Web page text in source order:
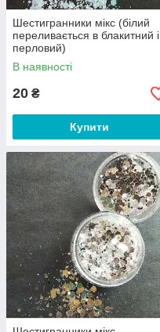
Шестигранники мікс (білий
переливається в блакитний і
перловий)
В наявності
20 ₴
Купити